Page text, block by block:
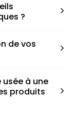
?
soit une taille
votre taille
de vos
à une
produits